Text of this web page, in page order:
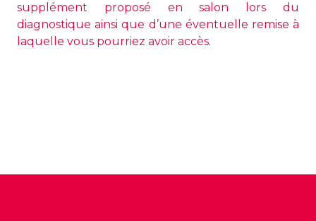
supplément proposé en salon lors du
diagnostique ainsi que d’une éventuelle remise à
laquelle vous pourriez avoir accès.